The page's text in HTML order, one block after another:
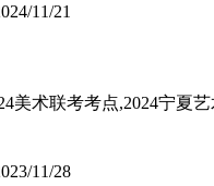
11/21
美术联考考点,2024宁
11/28